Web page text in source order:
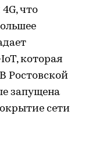
что
которая
Ростовской
запущена
сети